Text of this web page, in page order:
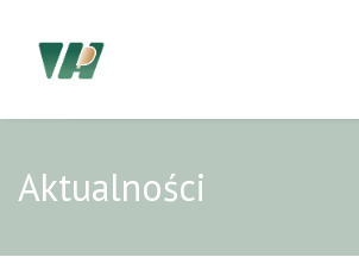
Aktualności